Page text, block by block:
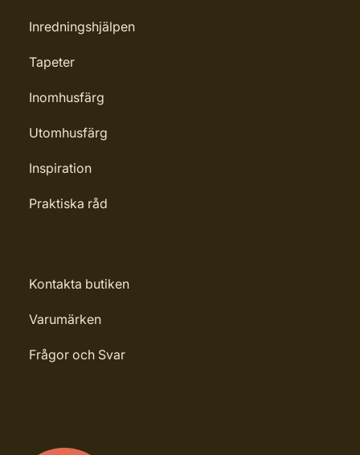
Inredningshjälpen
Tapeter
Inomhusfärg
Utomhusfärg
Inspiration
Praktiska råd
Kontakta butiken
Varumärken
Frågor och Svar